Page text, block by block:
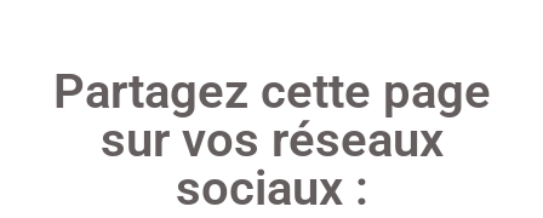
Partagez cette page
sur vos réseaux
sociaux :